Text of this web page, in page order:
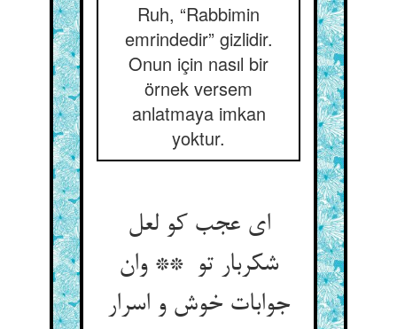
Ruh, “Rabbimin
emrindedir” gizlidir.
Onun için nasıl bir
örnek versem
anlatmaya imkan
yoktur.
ای عجب کو لعل
شکربار تو ** وان
جوابات خوش و اسرار